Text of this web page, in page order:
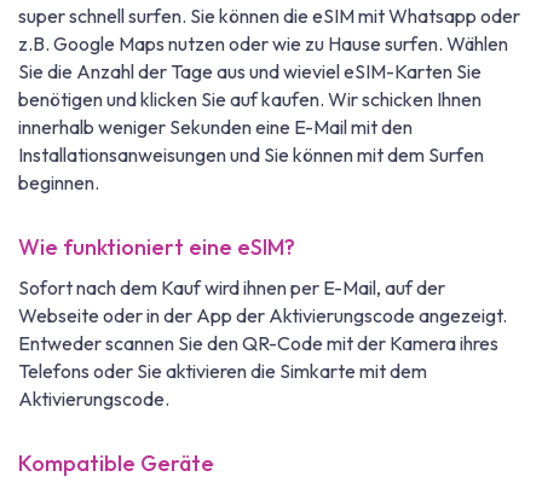
super schnell surfen. Sie können die eSIM mit Whatsapp oder
z.B. Google Maps nutzen oder wie zu Hause surfen. Wählen
Sie die Anzahl der Tage aus und wieviel eSIM-Karten Sie
benötigen und klicken Sie auf kaufen. Wir schicken Ihnen
innerhalb weniger Sekunden eine E-Mail mit den
Installationsanweisungen und Sie können mit dem Surfen
beginnen.
Wie funktioniert eine eSIM?
Sofort nach dem Kauf wird ihnen per E-Mail, auf der
Webseite oder in der App der Aktivierungscode angezeigt.
Entweder scannen Sie den QR-Code mit der Kamera ihres
Telefons oder Sie aktivieren die Simkarte mit dem
Aktivierungscode.
Kompatible Geräte